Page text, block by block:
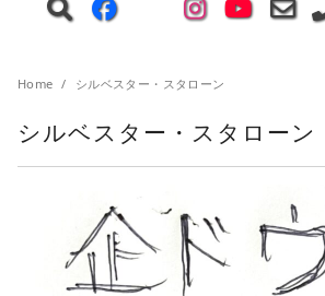
Home シルベスター・スタローン
シルベスター・スタローン